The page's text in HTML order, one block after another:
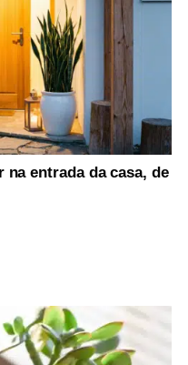
entrada da casa, de